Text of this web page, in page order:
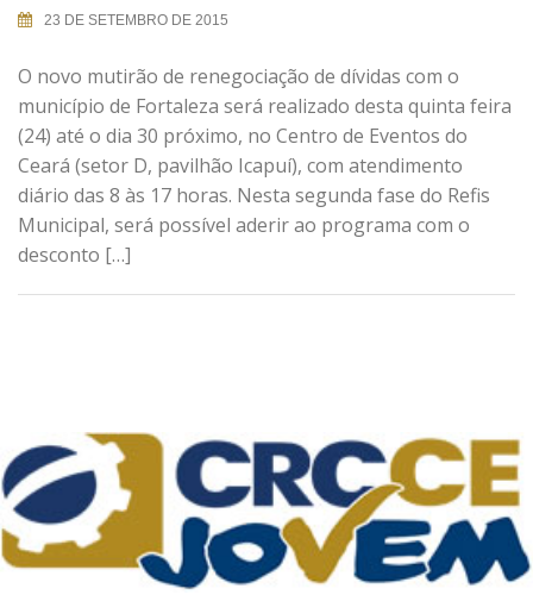
23 DE SETEMBRO DE 2015
O novo mutirão de renegociação de dívidas com o
município de Fortaleza será realizado desta quinta feira
(24) até o dia 30 próximo, no Centro de Eventos do
Ceará (setor D, pavilhão Icapuí), com atendimento
diário das 8 às 17 horas. Nesta segunda fase do Refis
Municipal, será possível aderir ao programa com o
desconto […]